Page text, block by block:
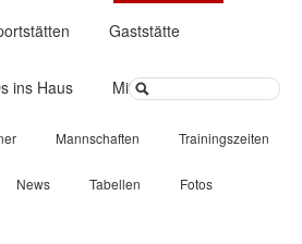
Gaststätte
ins Haus Mitglied werden
Suchbegriffe
Mannschaften Trainingszeiten
News Tabellen Fotos